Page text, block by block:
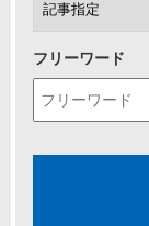
フリーワード